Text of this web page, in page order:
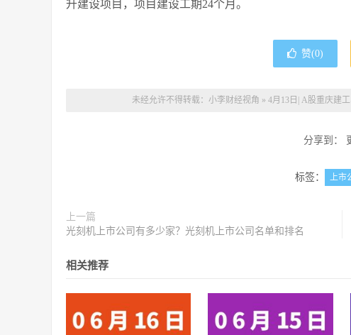
升建设项目，项目建设工期24个月。
赞(0)
未经允许不得转载： 小李财经视角 » 4月13日| A股重庆建
分享到：
标签： 上市
上一篇
光刻机上市公司有多少家？光刻机上市公司名单和排名
相关推荐